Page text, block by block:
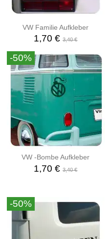
VW Familie Aufkleber
1,70 €3,40 €
-50%
VW -Bombe Aufkleber
1,70 €3,40 €
-50%